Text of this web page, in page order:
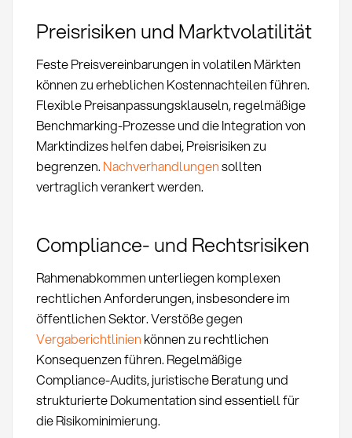
Preisrisiken und Marktvolatilität
Feste Preisvereinbarungen in volatilen Märkten
können zu erheblichen Kostennachteilen führen.
Flexible Preisanpassungsklauseln, regelmäßige
Benchmarking-Prozesse und die Integration von
Marktindizes helfen dabei, Preisrisiken zu
begrenzen. Nachverhandlungensollten
vertraglich verankert werden.
Compliance- und Rechtsrisiken
Rahmenabkommen unterliegen komplexen
rechtlichen Anforderungen, insbesondere im
öffentlichen Sektor. Verstöße gegen
Vergaberichtlinien können zu rechtlichen
Konsequenzen führen. Regelmäßige
Compliance-Audits, juristische Beratung und
strukturierte Dokumentation sind essentiell für
die Risikominimierung.